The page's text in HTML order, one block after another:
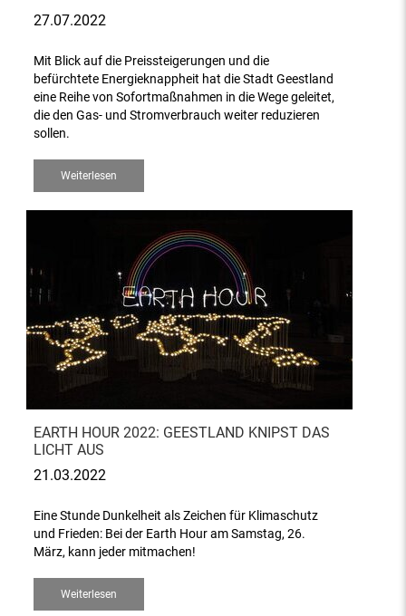
27.07.2022
Mit Blick auf die Preissteigerungen und die
befürchtete Energieknappheit hat die Stadt Geestland
eine Reihe von Sofortmaßnahmen in die Wege geleitet,
die den Gas- und Stromverbrauch weiter reduzieren
sollen.
Weiterlesen
EARTH HOUR 2022: GEESTLAND KNIPST DAS
LICHT AUS
21.03.2022
Eine Stunde Dunkelheit als Zeichen für Klimaschutz
und Frieden: Bei der Earth Hour am Samstag, 26.
März, kann jeder mitmachen!
Weiterlesen